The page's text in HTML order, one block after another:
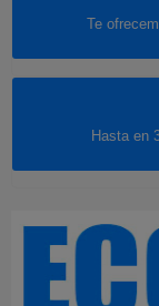
Te
Hasta en